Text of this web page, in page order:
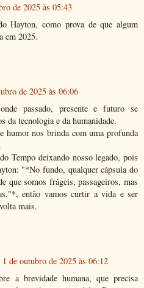
de 2025 às 05:43
Hayton, como prova de que algum
em 2025.
de 2025 às 06:06
passado, presente e futuro se
da tecnologia e da humanidade.
humor nos brinda com uma profunda
Tempo deixando nosso legado, pois
"*No fundo, qualquer cápsula do
que somos frágeis, passageiros, mas
então vamos curtir a vida e ser
mais.
1 de outubro de 2025 às 06:12
a brevidade humana, que precisa